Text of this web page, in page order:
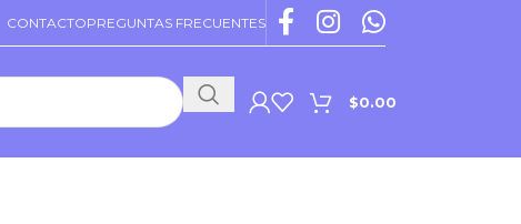
CONTACTOPREGUNTAS FRECUENTES
$0.00